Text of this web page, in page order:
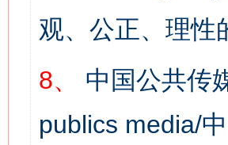
观、公正、理性
8、
中国公共传
publics media/